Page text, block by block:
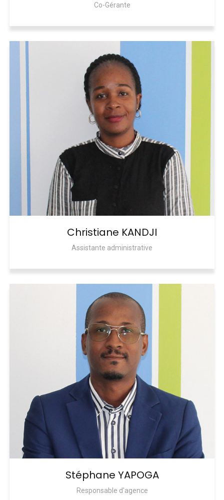
Co-Gérante
Christiane KANDJI
Assistante administrative
Stéphane YAPOGA
Responsable d'agence